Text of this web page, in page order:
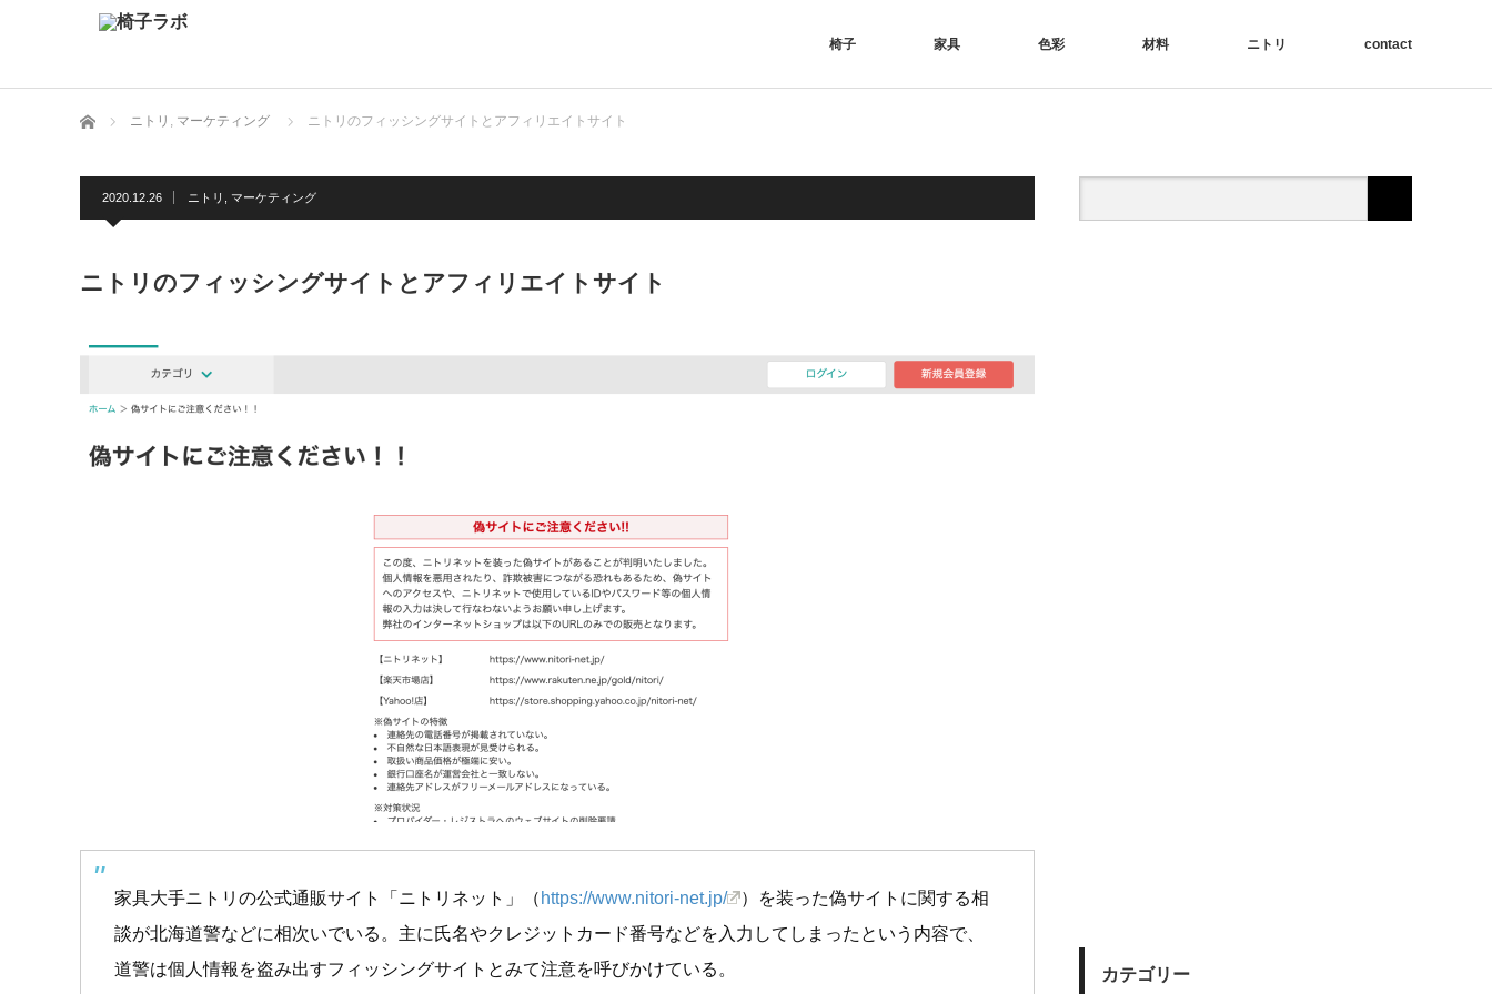
椅子 家具 色彩 材料 ニトリ contact
ホーム ニトリ , マーケティング ニトリのフィッシングサイトとアフィリエイトサイト
2020.12.26 ニトリ マーケティング
ニトリのフィッシングサイトとアフィリエイトサイト
家具大手ニトリの公式通販サイト「ニトリネット」（ https://www.nitori-net.jp/
）を装った偽サイトに関する相
談が北海道警などに相次いでいる。主に氏名やクレジットカード番号などを入力してしまったという内容で、
道警は個人情報を盗み出すフィッシングサイトとみて注意を呼びかけている。
カテゴリー